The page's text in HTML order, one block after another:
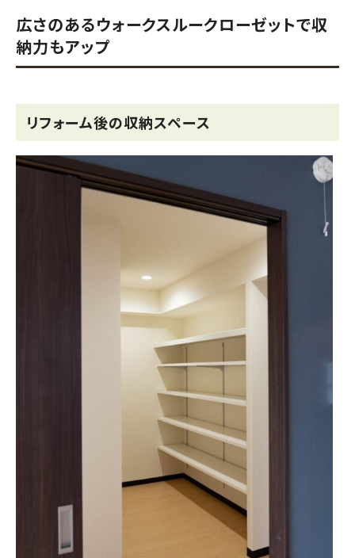
広さのあるウォークスルークローゼットで収
納力もアップ
リフォーム後の収納スペース